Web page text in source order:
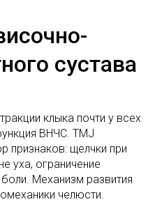
сустава
клыка почти у всех
ВНЧС. TMJ
признаков: щелчки при
уха, ограничение
Механизм развития
челюсти.